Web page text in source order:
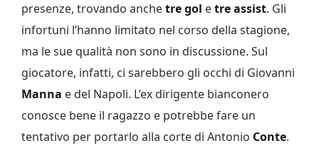
presenze, trovando anchetre gol etre assist. Gli
infortuni l’hanno limitato nel corso della stagione,
ma le sue qualità non sono in discussione. Sul
giocatore, infatti, ci sarebbero gli occhi di Giovanni
Manna e del Napoli. L’ex dirigente bianconero
conosce bene il ragazzo e potrebbe fare un
tentativo per portarlo alla corte di Antonio Conte.